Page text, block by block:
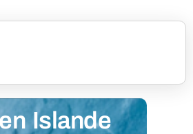
Islande